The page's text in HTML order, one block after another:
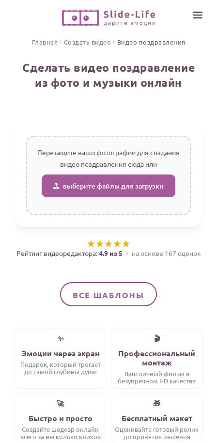
ПО ФОРМАТУ
Стихи и тексты
ПРАЗДНИКИ
С Днем рождения
Юбилей
Свадьба
Календарь праздников
Детям
Все родственники
Пожелания
По именам
По годам
ИНСТРУМЕНТЫ
ОТЗЫВЫ
Главная Создать видео Видео поздравления
Сделать видео поздравление
из фото и музыки онлайн
Перетащите ваши фотографии для создания
видео поздравления сюда или
выберите файлы для загрузки
Рейтинг видеоредактора:4.9 из 5 на основе 167 оценок
ВСЕ ШАБЛОНЫ
✨
Эмоции через экран
Подарок, который трогает
до самой глубины души
🎬
Профессиональный
монтаж
Ваш личный фильм в
безупречном HD качестве
🚀
Быстро и просто
Создайте шедевр онлайн
всего за несколько кликов
🎁
Бесплатный макет
Оценивайте готовый ролик
до принятия решения